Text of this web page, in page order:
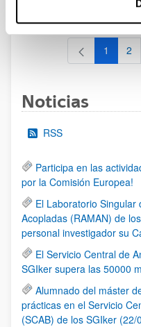
al 30/07/2026 (ambos
Página
1 2
Noticias
RSS
Participa en las
por la Comisión Europea!
El Laboratorio
Acopladas (RAMAN) de
personal investigador su
El Servicio Central de
SGIker supera las 50000
Alumnado del máster
prácticas en el Servicio
(SCAB) de los SGIker (22/